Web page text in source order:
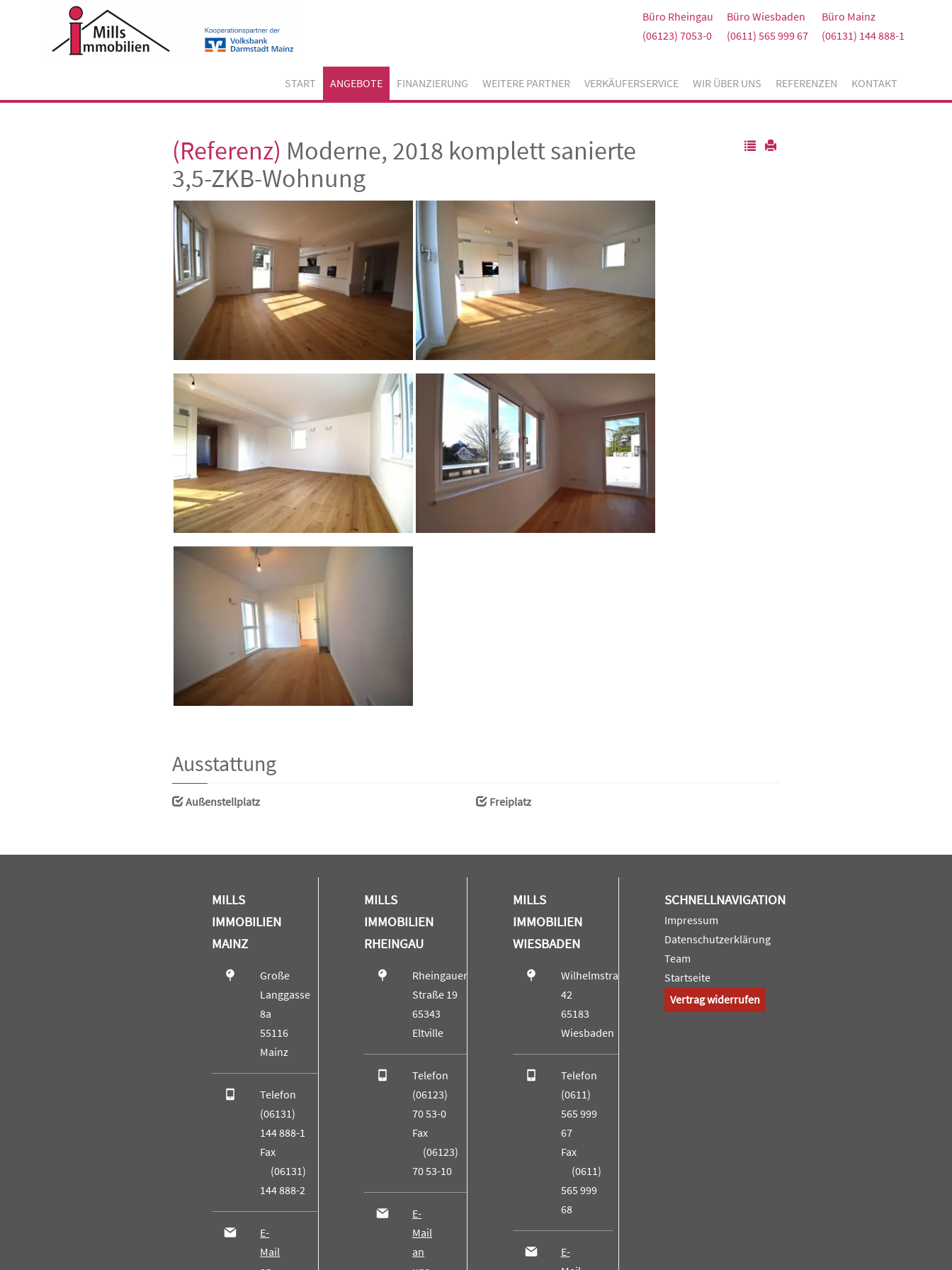
Büro Rheingau
(06123) 7053-0
Büro Wiesbaden
(0611) 565 999 67
Büro Mainz
(06131) 144 888-1
START ANGEBOTE FINANZIERUNG WEITERE PARTNER VERKÄUFERSERVICE WIR ÜBER UNS REFERENZEN KONTAKT
(Referenz) Moderne, 2018 komplett sanierte
3,5-ZKB-Wohnung
Ausstattung
Außenstellplatz Freiplatz
MILLS
IMMOBILIEN
MAINZ
Große
Langgasse
8a
55116
Mainz
Telefon
(06131)
144 888-1
Fax
(06131)
144 888-2
E-
Mail
MILLS
IMMOBILIEN
RHEINGAU
Rheingauer
Straße 19
65343
Eltville
Telefon
(06123)
70 53-0
Fax
(06123)
70 53-10
E-
Mail
an
MILLS
IMMOBILIEN
WIESBADEN
Wilhelmstraße
42
65183
Wiesbaden
Telefon
(0611)
565 999
67
Fax
(0611)
565 999
68
E-
SCHNELLNAVIGATION
Impressum
Datenschutzerklärung
Team
Startseite
Vertrag widerrufen